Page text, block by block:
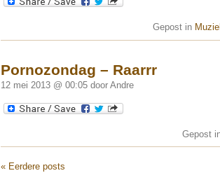
Gepost in
Pornozondag – Raarrr
12 mei 2013 @ 00:05 door Andre
Gepost
« Eerdere posts